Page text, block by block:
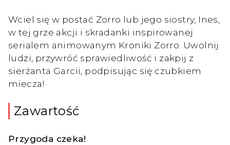
Wciel się w postać Zorro lub jego siostry, Ines,
w tej grze akcji i skradanki inspirowanej
serialem animowanym Kroniki Zorro. Uwolnij
ludzi, przywróć sprawiedliwość i zakpij z
sierżanta Garcii, podpisując się czubkiem
miecza!
Zawartość
Przygoda czeka!